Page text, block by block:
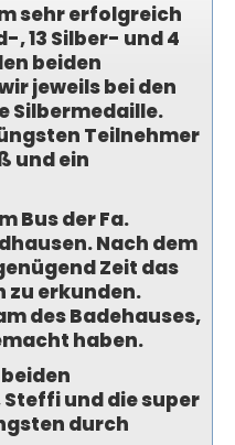
sehr erfolgreich
, 13 Silber- und 4
beiden
jeweils bei den
Silbermedaille.
Teilnehmer
und ein
Bus der Fa.
Nach dem
Zeit das
zu erkunden.
des Badehauses,
haben.
und die super
durch